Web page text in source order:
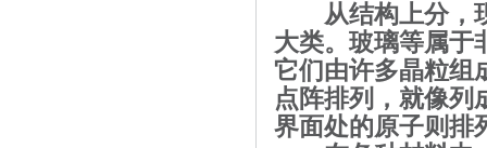
从结构上分，现
大类。玻璃等属于
它们由许多晶粒组
点阵排列，就像列
界面处的原子则排